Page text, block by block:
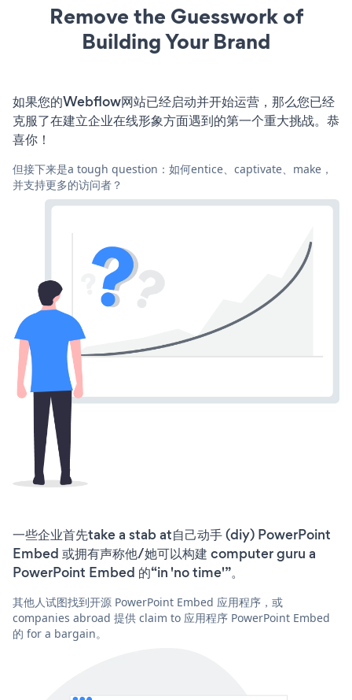
Remove the Guesswork of
Building Your Brand
如果您的Webflow网站已经启动并开始运营，那么您已经
克服了在建立企业在线形象方面遇到的第一个重大挑战。恭
喜你！
但接下来是a tough question：如何entice、captivate、make，
并支持更多的访问者？
一些企业首先take a stab at自己动手 (diy) PowerPoint
Embed 或拥有声称他/她可以构建 computer guru a
PowerPoint Embed 的“in 'no time'”。
其他人试图找到开源 PowerPoint Embed 应用程序，或
companies abroad 提供 claim to 应用程序 PowerPoint Embed
的 for a bargain。